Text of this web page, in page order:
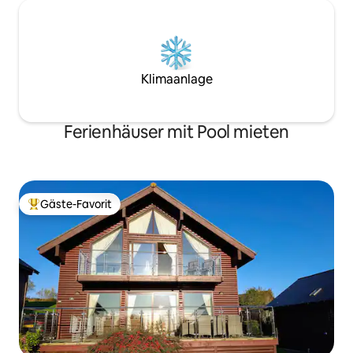
Klimaanlage
Ferienhäuser mit Pool mieten
Beliebter Gäste-Favorit.
Gäste-Favorit